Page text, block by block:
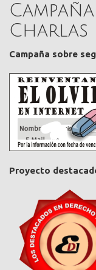
Charlas
Campaña sobre
Proyecto